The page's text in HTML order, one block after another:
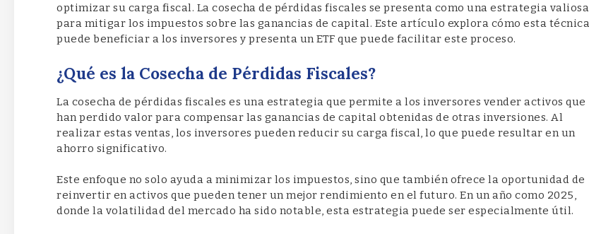
optimizar su carga fiscal. La cosecha de pérdidas fiscales se presenta como una estrategia valiosa
para mitigar los impuestos sobre las ganancias de capital. Este artículo explora cómo esta técnica
puede beneficiar a los inversores y presenta un ETF que puede facilitar este proceso.
¿Qué es la Cosecha de Pérdidas Fiscales?
La cosecha de pérdidas fiscales es una estrategia que permite a los inversores vender activos que
han perdido valor para compensar las ganancias de capital obtenidas de otras inversiones. Al
realizar estas ventas, los inversores pueden reducir su carga fiscal, lo que puede resultar en un
ahorro significativo.
Este enfoque no solo ayuda a minimizar los impuestos, sino que también ofrece la oportunidad de
reinvertir en activos que pueden tener un mejor rendimiento en el futuro. En un año como 2025,
donde la volatilidad del mercado ha sido notable, esta estrategia puede ser especialmente útil.